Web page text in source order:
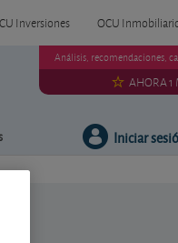
Inversiones OCU
Análisis, recomendaciones,
AHORA 1
Iniciar